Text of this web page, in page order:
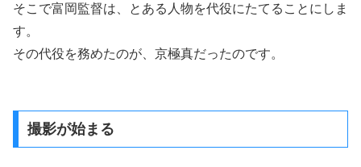
そこで富岡監督は、とある人物を代役にたてることにしま
す。
その代役を務めたのが、京極真だったのです。
撮影が始まる